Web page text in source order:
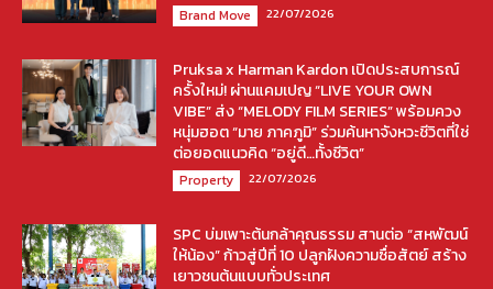
Brand Move 22/07/2026
Pruksa x Harman Kardon เปิดประสบการณ์
ครั้งใหม่! ผ่านแคมเปญ “LIVE YOUR OWN
VIBE” ส่ง “MELODY FILM SERIES” พร้อมควง
หนุ่มฮอต “มาย ภาคภูมิ” ร่วมค้นหาจังหวะชีวิตที่ใช่
ต่อยอดแนวคิด “อยู่ดี…ทั้งชีวิต”
Property 22/07/2026
SPC บ่มเพาะต้นกล้าคุณธรรม สานต่อ “สหพัฒน์
ให้น้อง” ก้าวสู่ปีที่ 10 ปลูกฝังความซื่อสัตย์ สร้าง
เยาวชนต้นแบบทั่วประเทศ